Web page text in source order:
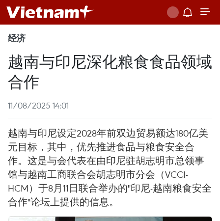
经济
越南与印尼深化粮食食品领域
合作
11/08/2025 14:01
越南与印尼设定2028年前双边贸易额达180亿美
元目标，其中，优先推进食品与粮食安全合
作。这是与会代表在由印尼驻胡志明市总领事
馆与越南工商联合会胡志明市分会（VCCI-
HCM）于8月11日联合举办的"印尼-越南粮食安全
合作"论坛上提供的信息。